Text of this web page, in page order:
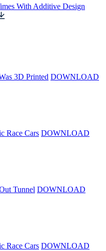
With Additive Design
3D Printed DOWNLOAD
Race Cars DOWNLOAD
Tunnel DOWNLOAD
Race Cars DOWNLOAD